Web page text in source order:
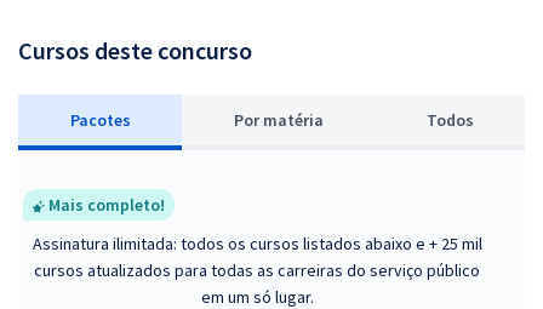
Cursos deste concurso
Pacotes Por matéria Todos
Mais completo!
Assinatura ilimitada: todos os cursos listados abaixo e + 25 mil
cursos atualizados para todas as carreiras do serviço público
em um só lugar.